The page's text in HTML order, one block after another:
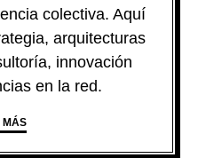
colectiva. Aquí
arquitecturas
innovación
en la red.
MÁS